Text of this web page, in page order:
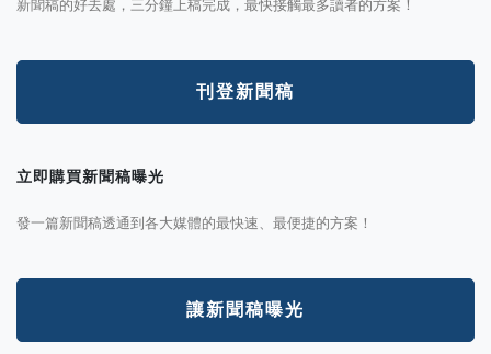
新聞稿的好去處，三分鐘上稿完成，最快接觸最多讀者的方案！
刊登新聞稿
立即購買新聞稿曝光
發一篇新聞稿透通到各大媒體的最快速、最便捷的方案！
讓新聞稿曝光